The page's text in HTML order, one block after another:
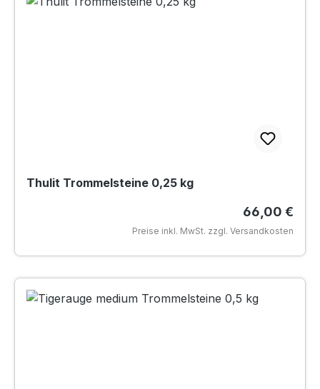
Thulit Trommelsteine 0,25 kg
Regulärer
66,00 €
Preise inkl. MwSt. zzgl. Versandkosten